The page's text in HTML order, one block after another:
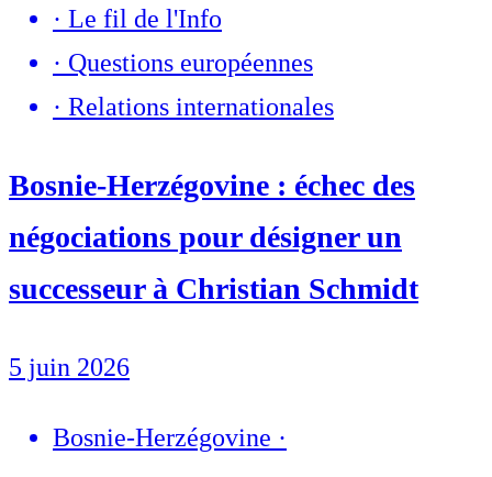
· Le fil de l'Info
· Questions européennes
· Relations internationales
Bosnie-Herzégovine : échec des
négociations pour désigner un
successeur à Christian Schmidt
5 juin 2026
Bosnie-Herzégovine ·